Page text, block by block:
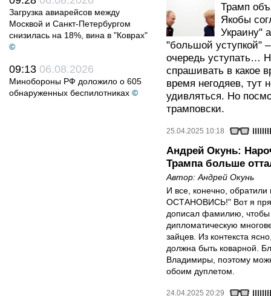
Загрузка авиарейсов между
Москвой и Санкт-Петербургом
снизилась на 18%, вина в "Коврах"
©
09:13 06.08.2026
Минобороны РФ доложило о 605
обнаруженных беспилотниках ©
Трамп
Якобы
Украину"
"большой уступкой"
очередь уступать…
спрашивать в какое
время негодяев, тут
удивляться. Но
трамповски.
25.04.2025 10:18
Андрей Окунь:
Трампа больше
Автор: Андрей Окунь
И все, конечно,
ОСТАНОВИСЬ!" Вот я
дописал фамилию, чтобы
дипломатическую
зайцев. Из контекста
должна быть коварной.
Владимиры, поэтому
обоим дуплетом.
24.04.2025 20:29